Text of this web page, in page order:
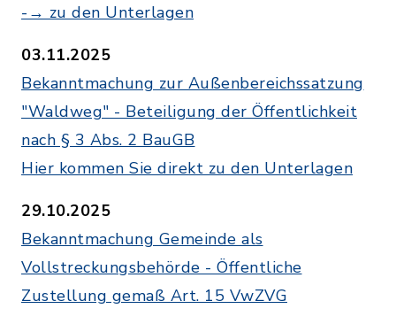
-→ zu den Unterlagen
03.11.2025
Bekanntmachung zur Außenbereichssatzung
"Waldweg" - Beteiligung der Öffentlichkeit
nach § 3 Abs. 2 BauGB
Hier kommen Sie direkt zu den Unterlagen
29.10.2025
Bekanntmachung Gemeinde als
Vollstreckungsbehörde - Öffentliche
Zustellung gemaß Art. 15 VwZVG